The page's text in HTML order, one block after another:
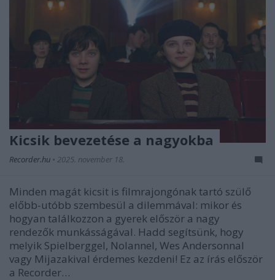
Kicsik bevezetése a nagyokba
Recorder.hu • 2025. november 18.
Minden magát kicsit is filmrajongónak tartó szülő
előbb-utóbb szembesül a dilemmával: mikor és
hogyan találkozzon a gyerek először a nagy
rendezők munkásságával. Hadd segítsünk, hogy
melyik Spielberggel, Nolannel, Wes Andersonnal
vagy Mijazakival érdemes kezdeni! Ez az írás először
a Recorder…